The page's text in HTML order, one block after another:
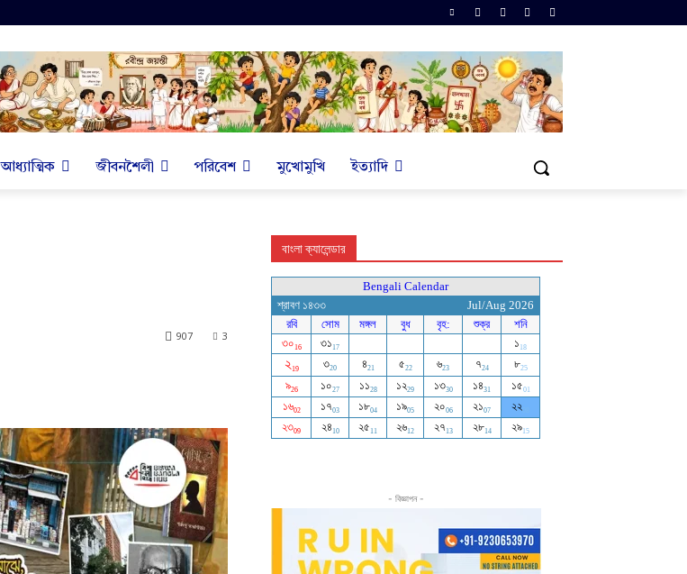
আধ্যাত্মিক জীবনশৈলী পরিবেশ মুখোমুখি ইত্যাদি
3
907
বাংলা ক্যালেন্ডার
- বিজ্ঞাপন -